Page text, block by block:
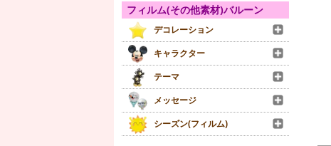
フィルム(その他素材)バルーン
デコレーション
キャラクター
テーマ
メッセージ
シーズン(フィルム)